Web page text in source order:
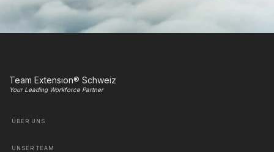
Team Extension® Schweiz
Your Leading Workforce Partner
ÜBER UNS
UNSER TEAM